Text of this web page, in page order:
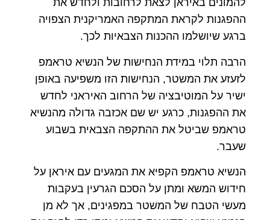
להמונים באיראן לצאת לרחובות ולחדש את
ההפגנות לקראת המתקפה האמריקנית הצפויה
ברגע שיושלמו ההכנות הצבאיות לכך.
הרבה תלוי במידת הנחישות של הנשיא טראמפ
לזעזע את המשטר, הנחישות הזו משפיעה באופן
ישיר על המוטיבציה של הרחוב האיראני לחדש
את ההפגנות, כרגע יש שם אכזבה גדולה מהנשיא
טראמפ שביטל את ההתקפה הצבאית בשבוע
שעבר.
הנשיא טראמפ הקפיא את המגעים עם איראן על
חידוש המשא ומתן על הסכם הגרעין בעקבות
מעשי הטבח של המשטר במפגינים, אך לא מן